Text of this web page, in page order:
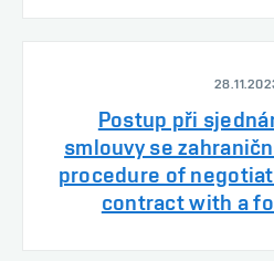
Postup při
smlouvy se
procedure of
contract with a